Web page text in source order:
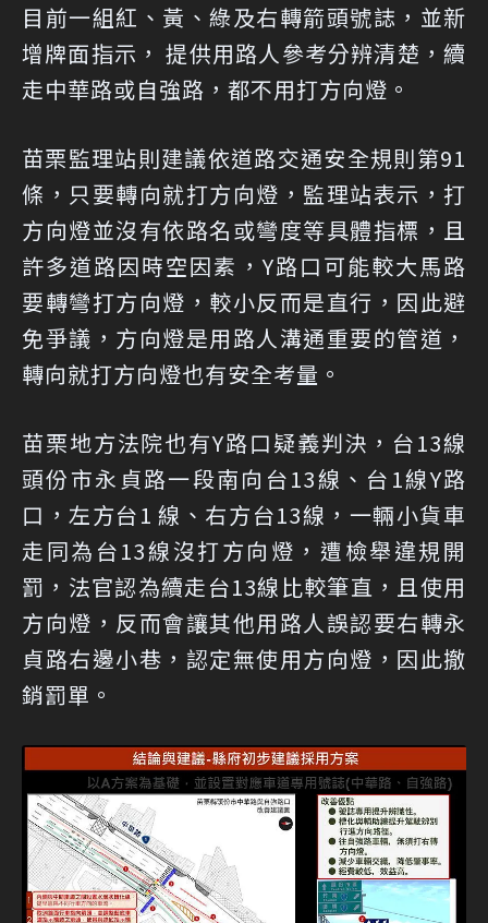
目前一組紅、黃、綠及右轉箭頭號誌，並新
增牌面指示， 提供用路人參考分辨清楚，續
走中華路或自強路，都不用打方向燈。
苗栗監理站則建議依道路交通安全規則第91
條，只要轉向就打方向燈，監理站表示，打
方向燈並沒有依路名或彎度等具體指標，且
許多道路因時空因素，Y路口可能較大馬路
要轉彎打方向燈，較小反而是直行，因此避
免爭議，方向燈是用路人溝通重要的管道，
轉向就打方向燈也有安全考量。
苗栗地方法院也有Y路口疑義判決，台13線
頭份市永貞路一段南向台13線、台1線Y路
口，左方台1 線、右方台13線，一輛小貨車
走同為台13線沒打方向燈，遭檢舉違規開
罰，法官認為續走台13線比較筆直，且使用
方向燈，反而會讓其他用路人誤認要右轉永
貞路右邊小巷，認定無使用方向燈，因此撤
銷罰單。